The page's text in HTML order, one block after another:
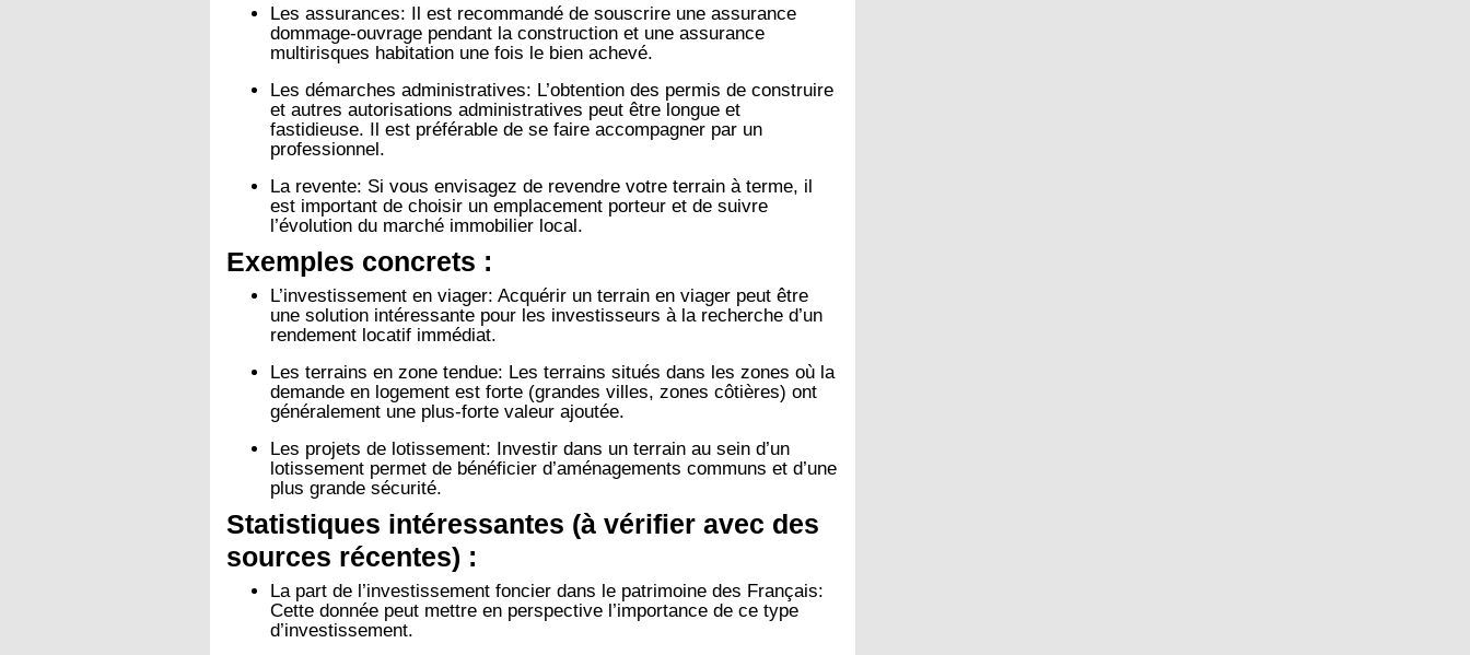
Les assurances: Il est recommandé de souscrire une assurance
dommage-ouvrage pendant la construction et une assurance
multirisques habitation une fois le bien achevé.
Les démarches administratives: L’obtention des permis de construire
et autres autorisations administratives peut être longue et
fastidieuse. Il est préférable de se faire accompagner par un
professionnel.
La revente: Si vous envisagez de revendre votre terrain à terme, il
est important de choisir un emplacement porteur et de suivre
l’évolution du marché immobilier local.
Exemples concrets :
L’investissement en viager: Acquérir un terrain en viager peut être
une solution intéressante pour les investisseurs à la recherche d’un
rendement locatif immédiat.
Les terrains en zone tendue: Les terrains situés dans les zones où la
demande en logement est forte (grandes villes, zones côtières) ont
généralement une plus-forte valeur ajoutée.
Les projets de lotissement: Investir dans un terrain au sein d’un
lotissement permet de bénéficier d’aménagements communs et d’une
plus grande sécurité.
Statistiques intéressantes (à vérifier avec des
sources récentes) :
La part de l’investissement foncier dans le patrimoine des Français:
Cette donnée peut mettre en perspective l’importance de ce type
d’investissement.